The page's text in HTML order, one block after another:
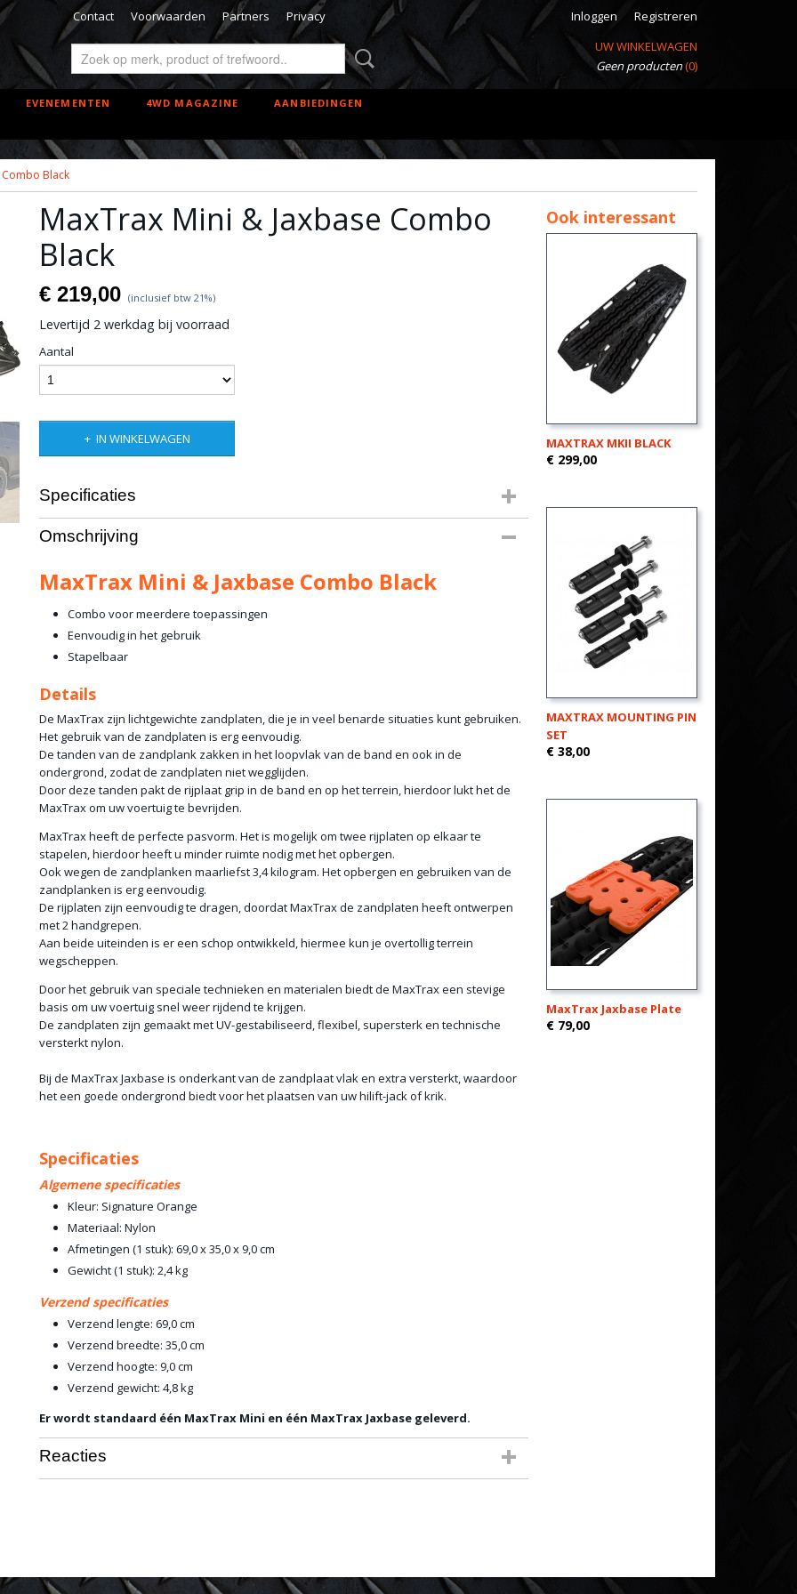
Contact Voorwaarden Partners Privacy Inloggen
Registreren
UW WINKELWAGEN
Geen producten(0)
EVENEMENTEN 4WD MAGAZINE AANBIEDINGEN
Combo Black
MaxTrax Mini & Jaxbase Combo
Black
€ 219,00 (inclusief btw 21%)
Levertijd 2 werkdag bij voorraad
Aantal
IN WINKELWAGEN
Specificaties
Productcode leverancier
Omschrijving
MaxTrax Mini & Jaxbase Combo Black
Combo voor meerdere toepassingen
Eenvoudig in het gebruik
Stapelbaar
Details
De MaxTrax zijn lichtgewichte zandplaten, die je in veel benarde situaties kunt gebruiken.
Het gebruik van de zandplaten is erg eenvoudig.
De tanden van de zandplank zakken in het loopvlak van de band en ook in de
ondergrond, zodat de zandplaten niet wegglijden.
Door deze tanden pakt de rijplaat grip in de band en op het terrein, hierdoor lukt het de
MaxTrax om uw voertuig te bevrijden.
MaxTrax heeft de perfecte pasvorm. Het is mogelijk om twee rijplaten op elkaar te
stapelen, hierdoor heeft u minder ruimte nodig met het opbergen.
Ook wegen de zandplanken maarliefst 3,4 kilogram. Het opbergen en gebruiken van de
zandplanken is erg eenvoudig.
De rijplaten zijn eenvoudig te dragen, doordat MaxTrax de zandplaten heeft ontwerpen
met 2 handgrepen.
Aan beide uiteinden is er een schop ontwikkeld, hiermee kun je overtollig terrein
wegscheppen.
Door het gebruik van speciale technieken en materialen biedt de MaxTrax een stevige
basis om uw voertuig snel weer rijdend te krijgen.
De zandplaten zijn gemaakt met UV-gestabiliseerd, flexibel, supersterk en technische
versterkt nylon.
Bij de MaxTrax Jaxbase is onderkant van de zandplaat vlak en extra versterkt, waardoor
het een goede ondergrond biedt voor het plaatsen van uw hilift-jack of krik.
Specificaties
Algemene specificaties
Kleur: Signature Orange
Materiaal: Nylon
Afmetingen (1 stuk): 69,0 x 35,0 x 9,0 cm
Gewicht (1 stuk): 2,4 kg
Verzend specificaties
Verzend lengte: 69,0 cm
Verzend breedte: 35,0 cm
Verzend hoogte: 9,0 cm
Verzend gewicht: 4,8 kg
Er wordt standaard één MaxTrax Mini en één MaxTrax Jaxbase geleverd.
Reacties
Ook interessant
MAXTRAX MKII BLACK
€ 299,00
MAXTRAX MOUNTING PIN
SET
€ 38,00
MaxTrax Jaxbase Plate
€ 79,00